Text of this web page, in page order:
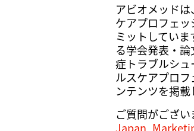
アビオメッド
ケアプロフェ
ミットしてい
る学会発表・
症トラブルシ
ルスケアプロ
ンテンツを掲載
ご質問がござい